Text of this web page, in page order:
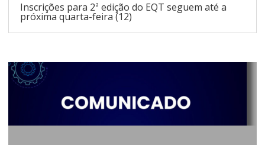
Inscrições para 2ª edição do EQT seguem até a
próxima quarta-feira (12)